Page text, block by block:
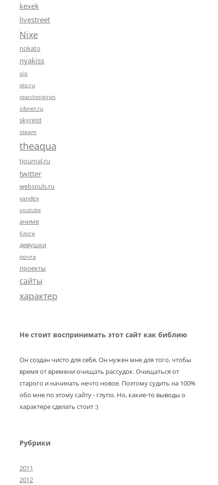
kexek
livestreet
Nixe
nokato
nyakiss
qip
qip.ru
searchengines
sibnet.ru
skyreist
steam
theaqua
tjournal.ru
twitter
websouls.ru
yandex
youtube
аниме
блоги
девушки
почта
проекты
сайты
характер
Не стоит воспринимать этот сайт как библию
Он создан чисто для себя. Он нужен мне для того, чтобы
время от времени очищать рассудок. Очищаться от
старого и начинать нечто новое. Поэтому судить на 100%
обо мне по этому сайту - глупо. Но, какие-то выводы о
характере сделать стоит :)
Рубрики
2011
2012